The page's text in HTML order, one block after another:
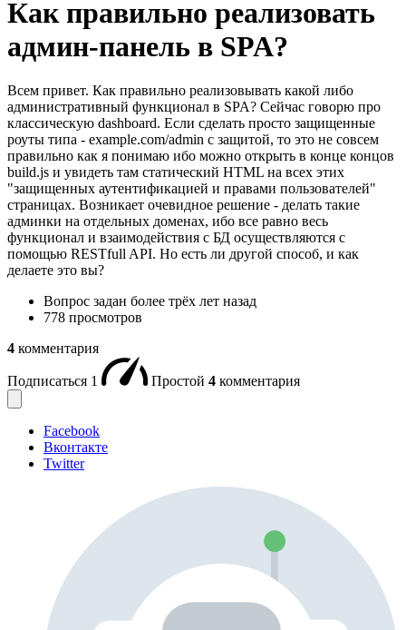
Как правильно реализовать
админ-панель в SPA?
Всем привет. Как правильно реализовывать какой либо
административный функционал в SPA? Сейчас говорю про
классическую dashboard. Если сделать просто защищенные
роуты типа - example.com/admin с защитой, то это не совсем
правильно как я понимаю ибо можно открыть в конце концов
build.js и увидеть там статический HTML на всех этих
"защищенных аутентификацией и правами пользователей"
страницах. Возникает очевидное решение - делать такие
админки на отдельных доменах, ибо все равно весь
функционал и взаимодействия с БД осуществляются с
помощью RESTfull API. Но есть ли другой способ, и как
делаете это вы?
Вопрос задан более трёх лет назад
778 просмотров
4 комментария
Подписаться 1 Простой 4 комментария
Facebook
Вконтакте
Twitter